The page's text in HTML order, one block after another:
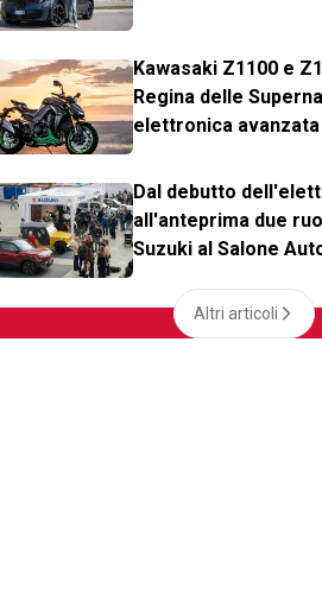
Kawasaki Z1100 e
Regina delle
elettronica
Dal debutto
all'anteprima due
Suzuki al Salone
Altri articoli